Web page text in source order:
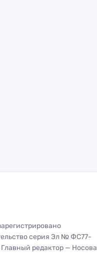
серия Эл № ФС77-
Главный редактор — Носова